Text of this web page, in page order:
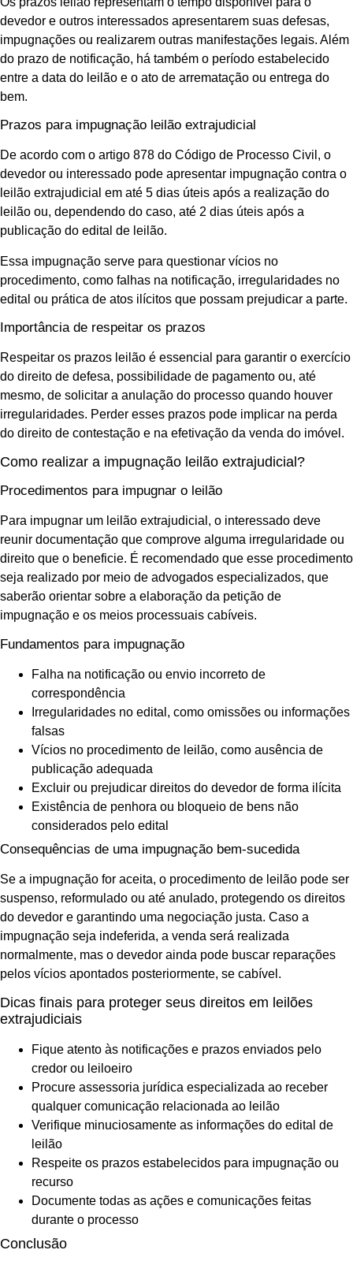
devedor e outros interessados apresentarem suas defesas,
impugnações ou realizarem outras manifestações legais. Além
do prazo de notificação, há também o período estabelecido
entre a data do leilão e o ato de arrematação ou entrega do
bem.
Prazos para impugnação leilão extrajudicial
De acordo com o artigo 878 do Código de Processo Civil, o
devedor ou interessado pode apresentar impugnação contra o
leilão extrajudicial em até 5 dias úteis após a realização do
leilão ou, dependendo do caso, até 2 dias úteis após a
publicação do edital de leilão.
Essa impugnação serve para questionar vícios no
procedimento, como falhas na notificação, irregularidades no
edital ou prática de atos ilícitos que possam prejudicar a parte.
Importância de respeitar os prazos
Respeitar os prazos leilão é essencial para garantir o exercício
do direito de defesa, possibilidade de pagamento ou, até
mesmo, de solicitar a anulação do processo quando houver
irregularidades. Perder esses prazos pode implicar na perda
do direito de contestação e na efetivação da venda do imóvel.
Como realizar a impugnação leilão extrajudicial?
Procedimentos para impugnar o leilão
Para impugnar um leilão extrajudicial, o interessado deve
reunir documentação que comprove alguma irregularidade ou
direito que o beneficie. É recomendado que esse procedimento
seja realizado por meio de advogados especializados, que
saberão orientar sobre a elaboração da petição de
impugnação e os meios processuais cabíveis.
Fundamentos para impugnação
Falha na notificação ou envio incorreto de
correspondência
Irregularidades no edital, como omissões ou informações
falsas
Vícios no procedimento de leilão, como ausência de
publicação adequada
Excluir ou prejudicar direitos do devedor de forma ilícita
Existência de penhora ou bloqueio de bens não
considerados pelo edital
Consequências de uma impugnação bem-sucedida
Se a impugnação for aceita, o procedimento de leilão pode ser
suspenso, reformulado ou até anulado, protegendo os direitos
do devedor e garantindo uma negociação justa. Caso a
impugnação seja indeferida, a venda será realizada
normalmente, mas o devedor ainda pode buscar reparações
pelos vícios apontados posteriormente, se cabível.
Dicas finais para proteger seus direitos em leilões
extrajudiciais
Fique atento às notificações e prazos enviados pelo
credor ou leiloeiro
Procure assessoria jurídica especializada ao receber
qualquer comunicação relacionada ao leilão
Verifique minuciosamente as informações do edital de
leilão
Respeite os prazos estabelecidos para impugnação ou
recurso
Documente todas as ações e comunicações feitas
durante o processo
Conclusão